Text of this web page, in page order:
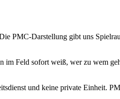
PMC-Darstellung gibt uns
Feld sofort weiß, wer zu wem
und keine private Einheit.